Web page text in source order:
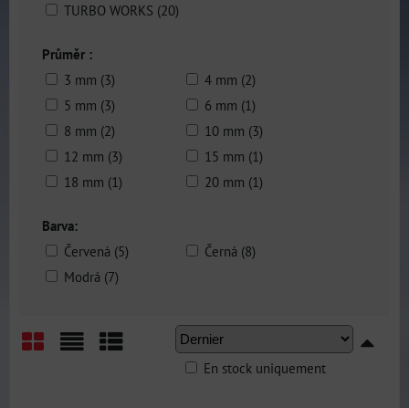
TURBO WORKS (20)
Průměr :
3 mm (3)
4 mm (2)
5 mm (3)
6 mm (1)
8 mm (2)
10 mm (3)
12 mm (3)
15 mm (1)
18 mm (1)
20 mm (1)
Barva:
Červená (5)
Černá (8)
Modrá (7)
En stock uniquement